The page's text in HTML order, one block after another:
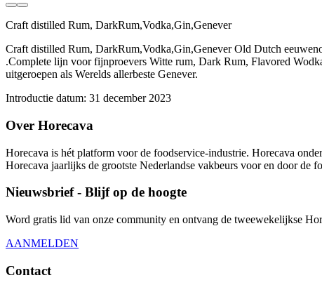
Craft distilled Rum, DarkRum,Vodka,Gin,Genever
Craft distilled Rum, DarkRum,Vodka,Gin,Genever Old Dutch
.Complete lijn voor fijnproevers Witte rum, Dark Rum, Flavored
uitgeroepen als Werelds allerbeste Genever.
Introductie datum: 31 december 2023
Over Horecava
Horecava is hét platform voor de foodservice-industrie. Horecava
Horecava jaarlijks de grootste Nederlandse vakbeurs voor en door de
Nieuwsbrief - Blijf op de hoogte
Word gratis lid van onze community en ontvang de tweewekelijkse
AANMELDEN
Contact